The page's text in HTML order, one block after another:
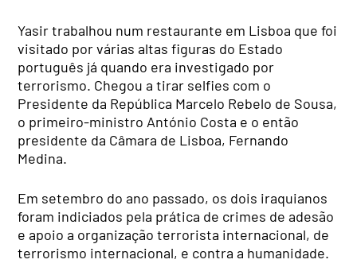
Yasir trabalhou num restaurante em Lisboa que foi
visitado por várias altas figuras do Estado
português já quando era investigado por
terrorismo. Chegou a tirar selfies com o
Presidente da República Marcelo Rebelo de Sousa,
o primeiro-ministro António Costa e o então
presidente da Câmara de Lisboa, Fernando
Medina.
Em setembro do ano passado, os dois iraquianos
foram indiciados pela prática de crimes de adesão
e apoio a organização terrorista internacional, de
terrorismo internacional, e contra a humanidade.